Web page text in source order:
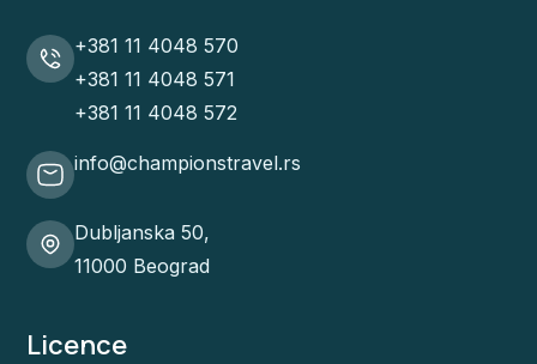
+381 11 4048 570
+381 11 4048 571
+381 11 4048 572
info@championstravel.rs
Dubljanska 50,
11000 Beograd
Licence